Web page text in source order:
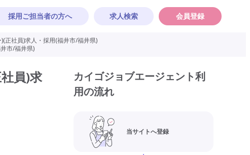
採用ご担当者の方へ 求人検索 会員登録
正社員)求人・採用(福井市/福井県)
市/福井県)
員)求
カイゴジョブエージェント利
用の流れ
当サイトへ登録